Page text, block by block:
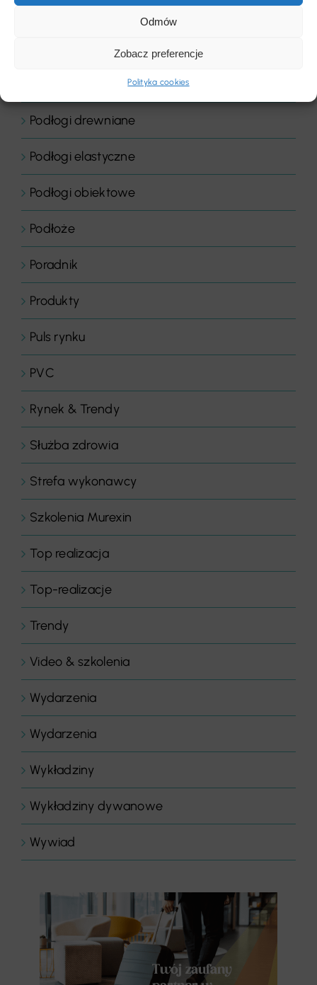
Odmów
Zobacz preferencje
Polityka cookies
Podłogi drewniane
Podłogi elastyczne
Podłogi obiektowe
Podłoże
Poradnik
Produkty
Puls rynku
PVC
Rynek & Trendy
Służba zdrowia
Strefa wykonawcy
Szkolenia Murexin
Top realizacja
Top-realizacje
Trendy
Video & szkolenia
Wydarzenia
Wydarzenia
Wykładziny
Wykładziny dywanowe
Wywiad